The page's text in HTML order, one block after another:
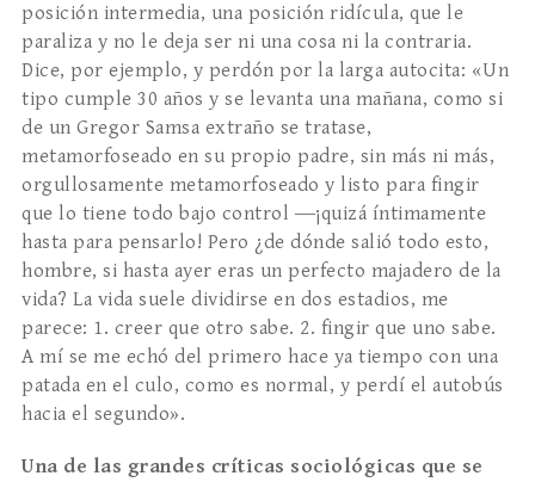
posición intermedia, una posición ridícula, que le
paraliza y no le deja ser ni una cosa ni la contraria.
Dice, por ejemplo, y perdón por la larga autocita: «Un
tipo cumple 30 años y se levanta una mañana, como si
de un Gregor Samsa extraño se tratase,
metamorfoseado en su propio pa­dre, sin más ni más,
orgullosamente metamorfoseado y listo para fingir
que lo tiene todo bajo control ―¡quizá íntimamente
hasta para pensarlo! Pero ¿de dónde salió todo esto,
hombre, si hasta ayer eras un perfecto majadero de la
vida? La vida suele dividirse en dos estadios, me
parece: 1. creer que otro sabe. 2. fin­gir que uno sabe.
A mí se me echó del primero hace ya tiempo con una
patada en el culo, como es nor­mal, y perdí el autobús
hacia el segundo».
Una de las grandes críticas sociológicas que se